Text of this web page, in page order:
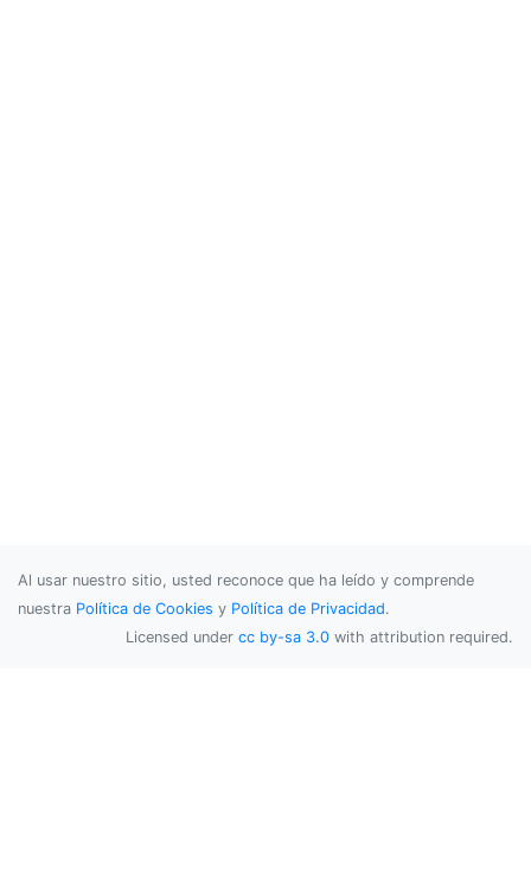
Al usar nuestro sitio, usted reconoce que ha leído y comprende
nuestra Política de Cookies y Política de Privacidad.
Licensed under cc by-sa 3.0 with attribution required.